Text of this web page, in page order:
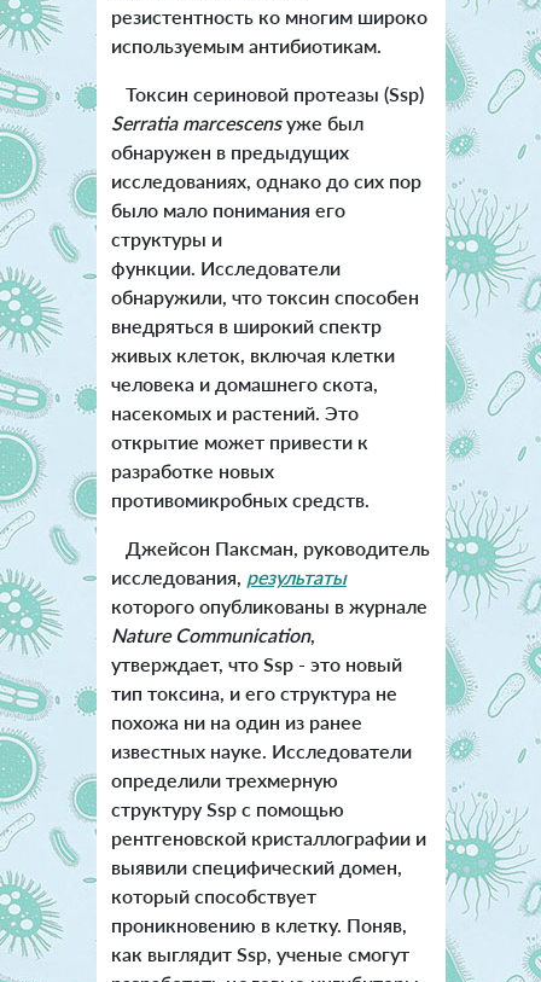
резистентность ко многим широко
используемым антибиотикам.
Токсин сериновой протеазы (Ssp)
Serratia marcescensуже был
обнаружен в предыдущих
исследованиях, однако до сих пор
было мало понимания его
структуры и
функции. Исследователи
обнаружили, что токсин способен
внедряться в широкий спектр
живых клеток, включая клетки
человека и домашнего скота,
насекомых и растений. Это
открытие может привести к
разработке новых
противомикробных средств.
Джейсон Паксман, руководитель
исследования, результаты
которого опубликованы в журнале
Nature Communication,
утверждает, что Ssp - это новый
тип токсина, и его структура не
похожа ни на один из ранее
известных науке. Исследователи
определили трехмерную
структуру Ssp с помощью
рентгеновской кристаллографии и
выявили специфический домен,
который способствует
проникновению в клетку. Поняв,
как выглядит Ssp, ученые смогут